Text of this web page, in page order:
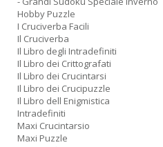
Hobby Puzzle
I Cruciverba Facili
Il Cruciverba
Il Libro degli Intradefiniti
Il Libro dei Crittografati
Il Libro dei Crucintarsi
Il Libro dei Crucipuzzle
Il Libro dell Enigmistica
Intradefiniti
Maxi Crucintarsio
Maxi Puzzle